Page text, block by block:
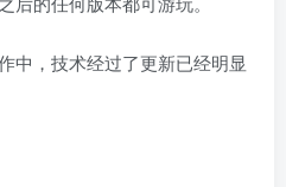
中，技术经过了更新已经明显